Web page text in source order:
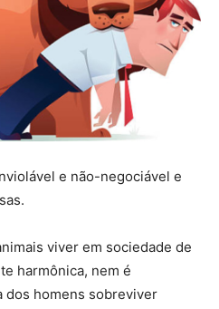
e não-negociável e
viver em sociedade de
harmônica, nem é
dos homens sobreviver